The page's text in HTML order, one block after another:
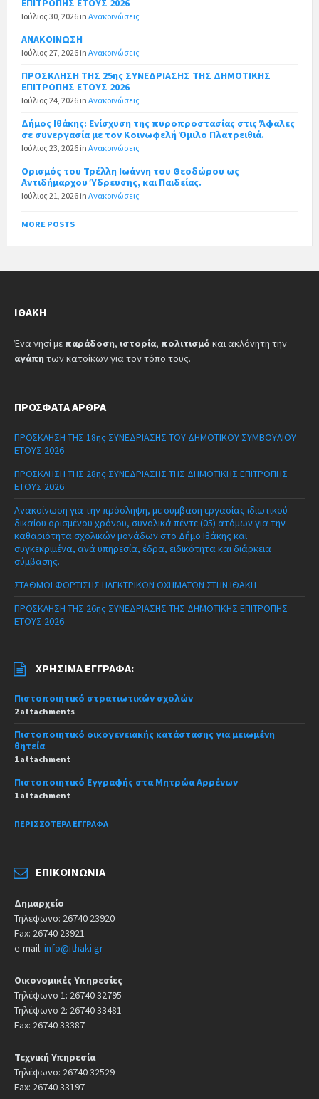
ΕΠΙΤΡΟΠΗΣ ΕΤΟΥΣ 2026
Ιούλιος 30, 2026 in Ανακοινώσεις
ΑΝΑΚΟΙΝΩΣΗ
Ιούλιος 27, 2026 in Ανακοινώσεις
ΠΡΟΣΚΛΗΣΗ ΤΗΣ 25ης ΣΥΝΕΔΡΙΑΣΗΣ ΤΗΣ ΔΗΜΟΤΙΚΗΣ
ΕΠΙΤΡΟΠΗΣ ΕΤΟΥΣ 2026
Ιούλιος 24, 2026 in Ανακοινώσεις
Δήμος Ιθάκης: Ενίσχυση της πυροπροστασίας στις Άφαλες
σε συνεργασία με τον Κοινωφελή Όμιλο Πλατρειθιά.
Ιούλιος 23, 2026 in Ανακοινώσεις
Ορισμός του Τρέλλη Ιωάννη του Θεοδώρου ως
Αντιδήμαρχου Ύδρευσης, και Παιδείας.
Ιούλιος 21, 2026 in Ανακοινώσεις
MORE POSTS
ΙΘΆΚΗ
Ένα νησί με παράδοση, ιστορία, πολιτισμό και ακλόνητη την
αγάπη των κατοίκων για τον τόπο τους.
ΠΡΌΣΦΑΤΑ ΆΡΘΡΑ
ΠΡΟΣΚΛΗΣΗ ΤΗΣ 18ης ΣΥΝΕΔΡΙΑΣΗΣ ΤΟΥ ΔΗΜΟΤΙΚΟΥ ΣΥΜΒΟΥΛΙΟΥ
ΕΤΟΥΣ 2026
ΠΡΟΣΚΛΗΣΗ ΤΗΣ 28ης ΣΥΝΕΔΡΙΑΣΗΣ ΤΗΣ ΔΗΜΟΤΙΚΗΣ ΕΠΙΤΡΟΠΗΣ
ΕΤΟΥΣ 2026
Ανακοίνωση για την πρόσληψη, με σύμβαση εργασίας ιδιωτικού
δικαίου ορισμένου χρόνου, συνολικά πέντε (05) ατόμων για την
καθαριότητα σχολικών μονάδων στο Δήμο Ιθάκης και
συγκεκριμένα, ανά υπηρεσία, έδρα, ειδικότητα και διάρκεια
σύμβασης.
ΣΤΑΘΜΟΙ ΦΟΡΤΙΣΗΣ ΗΛΕΚΤΡΙΚΩΝ ΟΧΗΜΑΤΩΝ ΣΤΗΝ ΙΘΑΚΗ
ΠΡΟΣΚΛΗΣΗ ΤΗΣ 26ης ΣΥΝΕΔΡΙΑΣΗΣ ΤΗΣ ΔΗΜΟΤΙΚΗΣ ΕΠΙΤΡΟΠΗΣ
ΕΤΟΥΣ 2026
ΧΡΉΣΙΜΑ ΈΓΓΡΑΦΑ:
Πιστοποιητικό στρατιωτικών σχολών
2 attachments
Πιστοποιητικό οικογενειακής κατάστασης για μειωμένη
θητεία
1 attachment
Πιστοποιητικό Εγγραφής στα Μητρώα Αρρένων
1 attachment
ΠΕΡΙΣΣΌΤΕΡΑ ΈΓΓΡΑΦΑ
ΕΠΙΚΟΙΝΩΝΊΑ
Δημαρχείο
Τηλεφωνο: 26740 23920
Fax: 26740 23921
e-mail: info@ithaki.gr
Οικονομικές Υπηρεσίες
Τηλέφωνο 1: 26740 32795
Τηλέφωνο 2: 26740 33481
Fax: 26740 33387
Τεχνική Υπηρεσία
Τηλέφωνο: 26740 32529
Fax: 26740 33197